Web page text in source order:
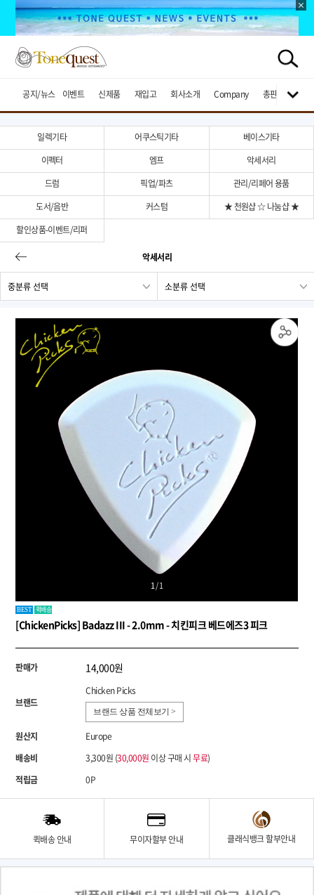
공지/뉴스 이벤트 신제품 재입고 회사소개 Company 총판브랜드
일렉기타 어쿠스틱기타
베이스기타
이펙터
엠프
악세서리
드럼
픽업/파츠
관리/리페어 용품
도서/음반
커스텀
★ 천원샵 ☆ 나눔샵 ★
할인상품-이벤트/리퍼
악세서리
1/1
BEST 퀵배송
[ChickenPicks] Badazz III - 2.0mm - 치킨피크 베드에즈3 피크
판매가 14,000원
브랜드
Chicken Picks
브랜드 상품 전체보기 >
원산지
Europe
배송비
3,300원 (30,000원 이상 구매 시무료)
적립금
0P
퀵배송 안내 무이자할부 안내 클래식뱅크 할부안내